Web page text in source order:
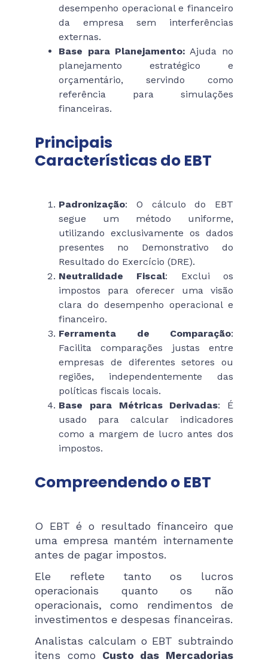
desempenho operacional e financeiro
da empresa sem interferências
externas.
Base para Planejamento: Ajuda no
planejamento estratégico e
orçamentário, servindo como
referência para simulações
financeiras.
Principais
Características do EBT
Padronização: O cálculo do EBT
segue um método uniforme,
utilizando exclusivamente os dados
presentes no Demonstrativo do
Resultado do Exercício (DRE).
Neutralidade Fiscal: Exclui os
impostos para oferecer uma visão
clara do desempenho operacional e
financeiro.
Ferramenta de Comparação:
Facilita comparações justas entre
empresas de diferentes setores ou
regiões, independentemente das
políticas fiscais locais.
Base para Métricas Derivadas: É
usado para calcular indicadores
como a margem de lucro antes dos
impostos.
Compreendendo o EBT
O EBT é o resultado financeiro que
uma empresa mantém internamente
antes de pagar impostos.
Ele reflete tanto os lucros
operacionais quanto os não
operacionais, como rendimentos de
investimentos e despesas financeiras.
Analistas calculam o EBT subtraindo
itens como Custo das Mercadorias